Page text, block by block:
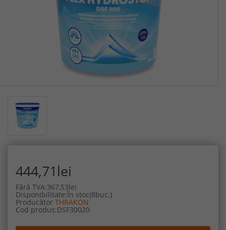
444,71lei
Fără TVA:367,53lei
Disponibilitate:În stoc(8buc.)
Producător THRAKON
Cod produs:DSF30020